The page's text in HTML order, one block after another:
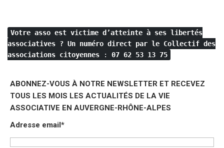
Votre asso est victime d’atteinte à ses libertés
associatives ? Un numéro direct par le Collectif des
associations citoyennes : 07 62 53 13 75
ABONNEZ-VOUS À NOTRE NEWSLETTER ET RECEVEZ
TOUS LES MOIS LES ACTUALITÉS DE LA VIE
ASSOCIATIVE EN AUVERGNE-RHÔNE-ALPES
Adresse email*